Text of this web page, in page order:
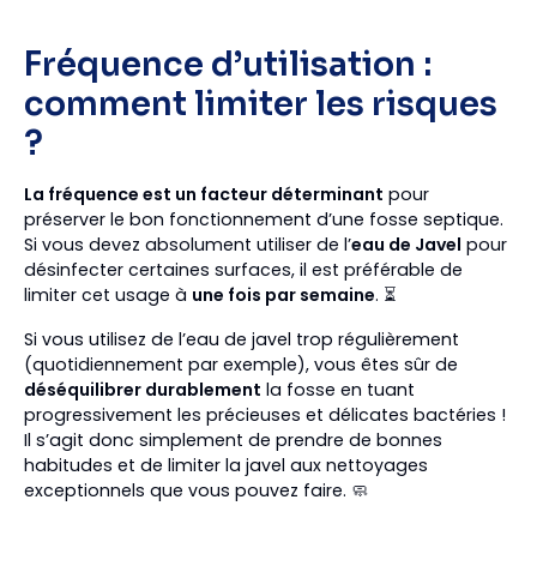
Fréquence d’utilisation :
comment limiter les risques
?
La fréquence est un facteur déterminant pour
préserver le bon fonctionnement d’une fosse septique.
Si vous devez absolument utiliser de l’eau de Javel pour
désinfecter certaines surfaces, il est préférable de
limiter cet usage à une fois par semaine. ⏳
Si vous utilisez de l’eau de javel trop régulièrement
(quotidiennement par exemple), vous êtes sûr de
déséquilibrer durablement la fosse en tuant
progressivement les précieuses et délicates bactéries !
Il s’agit donc simplement de prendre de bonnes
habitudes et de limiter la javel aux nettoyages
exceptionnels que vous pouvez faire. 🧼